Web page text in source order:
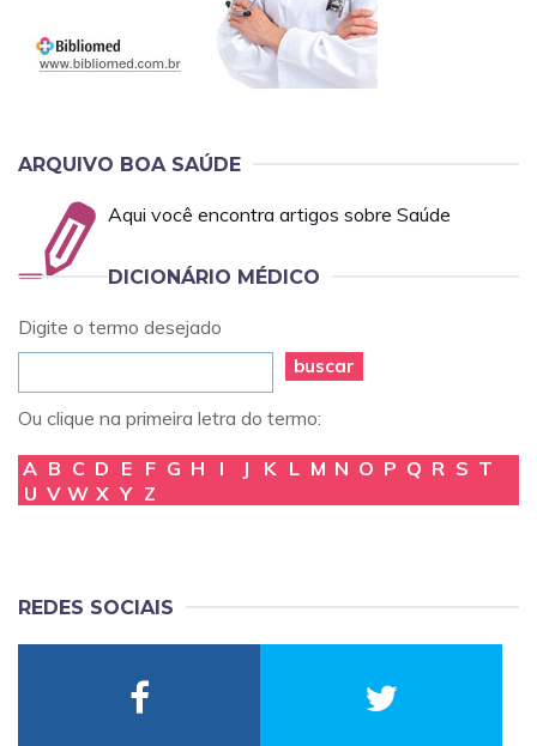
ARQUIVO BOA SAÚDE
Aqui você encontra artigos sobre Saúde
DICIONÁRIO MÉDICO
Digite o termo desejado
buscar
Ou clique na primeira letra do termo:
A B C D E F G H I J K L M N O P Q R S T
U V W X Y Z
REDES SOCIAIS